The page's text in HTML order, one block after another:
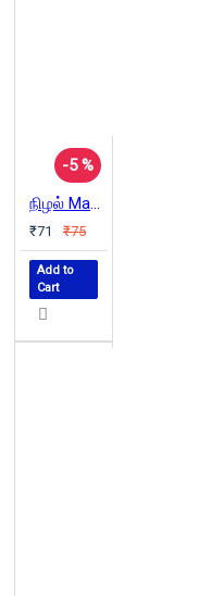
-5 %
நிழல் Magazine (Jun-Aug 2022)
₹71 ₹75
Add to
Cart